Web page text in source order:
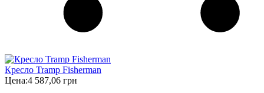
Кресло Tramp Fisherman
Цена:4 587,06 грн